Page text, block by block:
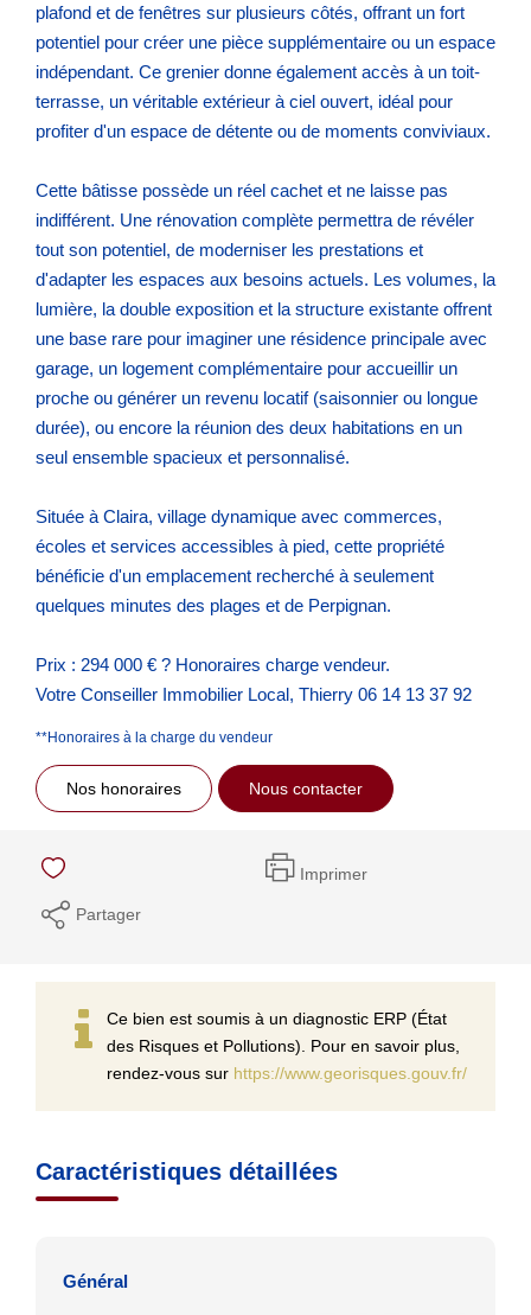
plafond et de fenêtres sur plusieurs côtés, offrant un fort
potentiel pour créer une pièce supplémentaire ou un espace
indépendant. Ce grenier donne également accès à un toit-
terrasse, un véritable extérieur à ciel ouvert, idéal pour
profiter d'un espace de détente ou de moments conviviaux.
Cette bâtisse possède un réel cachet et ne laisse pas
indifférent. Une rénovation complète permettra de révéler
tout son potentiel, de moderniser les prestations et
d'adapter les espaces aux besoins actuels. Les volumes, la
lumière, la double exposition et la structure existante offrent
une base rare pour imaginer une résidence principale avec
garage, un logement complémentaire pour accueillir un
proche ou générer un revenu locatif (saisonnier ou longue
durée), ou encore la réunion des deux habitations en un
seul ensemble spacieux et personnalisé.
Située à Claira, village dynamique avec commerces,
écoles et services accessibles à pied, cette propriété
bénéficie d'un emplacement recherché à seulement
quelques minutes des plages et de Perpignan.
Prix : 294 000 € ? Honoraires charge vendeur.
Votre Conseiller Immobilier Local, Thierry 06 14 13 37 92
**Honoraires à la charge du vendeur
Nos honoraires Nous contacter
Imprimer
Partager
Ce bien est soumis à un diagnostic ERP (État
des Risques et Pollutions). Pour en savoir plus,
rendez-vous sur https://www.georisques.gouv.fr/
Caractéristiques détaillées
Général